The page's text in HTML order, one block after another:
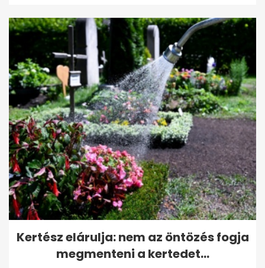
Kertész elárulja: nem az öntözés fogja
megmenteni a kertedet...